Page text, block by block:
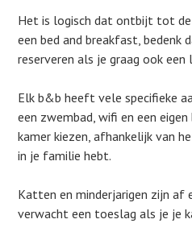
Het is logisch dat ontbijt tot
een bed and breakfast, bedenk
reserveren als je graag ook een
Elk b&b heeft vele specifieke
een zwembad, wifi en een
kamer kiezen, afhankelijk van
in je familie hebt.
Katten en minderjarigen zijn af
verwacht een toeslag als je je